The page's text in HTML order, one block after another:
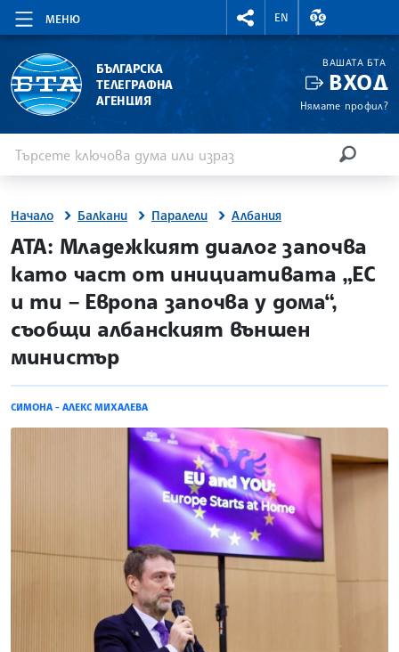
МЕНЮ
RIGHTMENU.SOCIAL
EN
ВАЛУТНИ
БЪЛГАРСКА
ТЕЛЕГРАФНА
АГЕНЦИЯ
ВАШАТА БТА
ВХОД
Нямате профил?
Начало Балкани Паралели Албания
site.bta
АТА: Младежкият диалог започва
като част от инициативата „ЕС
и ти – Европа започва у дома“,
съобщи албанският външен
министър
СИМОНА - АЛЕКС МИХАЛЕВА